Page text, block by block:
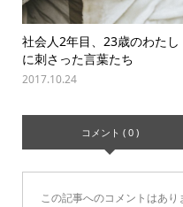
社会人2年目、23歳のわたし
に刺さった言葉たち
2017.10.24
コメント ( 0 )
この記事へのコメントはあり